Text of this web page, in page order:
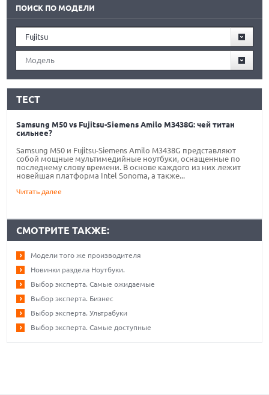
ПОИСК ПО МОДЕЛИ
Fujitsu
Модель
ТЕСТ
Samsung M50 vs Fujitsu-Siemens Amilo M3438G: чей титан
сильнее?
Samsung M50 и Fujitsu-Siemens Amilo M3438G представляют
собой мощные мультимедийные ноутбуки, оснащенные по
последнему слову времени. В основе каждого из них лежит
новейшая платформа Intel Sonoma, а также...
Читать далее
СМОТРИТЕ ТАКЖЕ:
Модели того же производителя
Новинки раздела Ноутбуки.
Выбор эксперта. Самые ожидаемые
Выбор эксперта. Бизнес
Выбор эксперта. Ультрабуки
Выбор эксперта. Самые доступные